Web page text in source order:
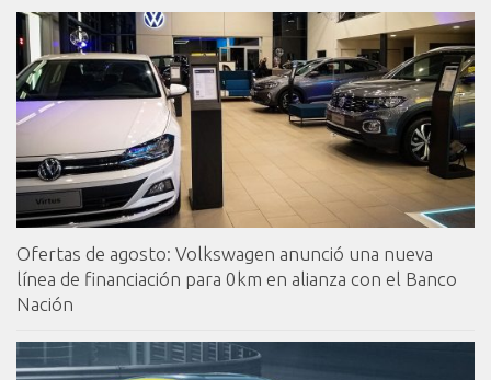
Ofertas de agosto: Volkswagen anunció una nueva
línea de financiación para 0km en alianza con el Banco
Nación